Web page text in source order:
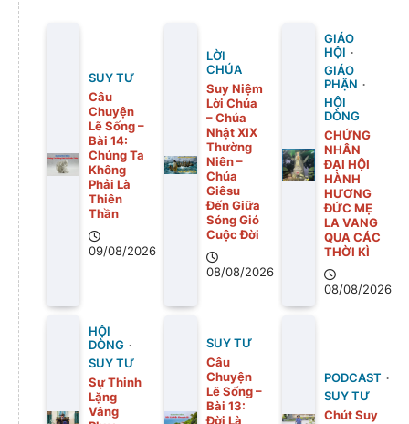
SUY TƯ
Câu
Chuyện
Lẽ Sống –
Bài 14:
Chúng Ta
Không
Phải Là
Thiên
Thần
09/08/2026
LỜI
CHÚA
Suy Niệm
Lời Chúa
– Chúa
Nhật XIX
Thường
Niên –
Chúa
Giêsu
Đến Giữa
Sóng Gió
Cuộc Đời
08/08/2026
GIÁO
HỘI
GIÁO
PHẬN
HỘI
DÒNG
CHỨNG
NHÂN
ĐẠI HỘI
HÀNH
HƯƠNG
ĐỨC MẸ
LA VANG
QUA CÁC
THỜI KÌ
08/08/2026
HỘI
DÒNG
SUY TƯ
Sự Thinh
Lặng
Vâng
SUY TƯ
Câu
Chuyện
Lẽ Sống –
Bài 13:
Ðời Là
PODCAST
SUY TƯ
Chút Suy